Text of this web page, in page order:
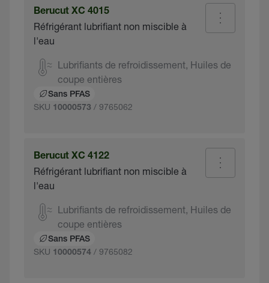
Berucut XC 4015
Réfrigérant lubrifiant non miscible à
l'eau
Lubrifiants de refroidissement, Huiles de
coupe entières
Sans PFAS
SKU 10000573 / 9765062
Berucut XC 4122
Réfrigérant lubrifiant non miscible à
l'eau
Lubrifiants de refroidissement, Huiles de
coupe entières
Sans PFAS
SKU 10000574 / 9765082